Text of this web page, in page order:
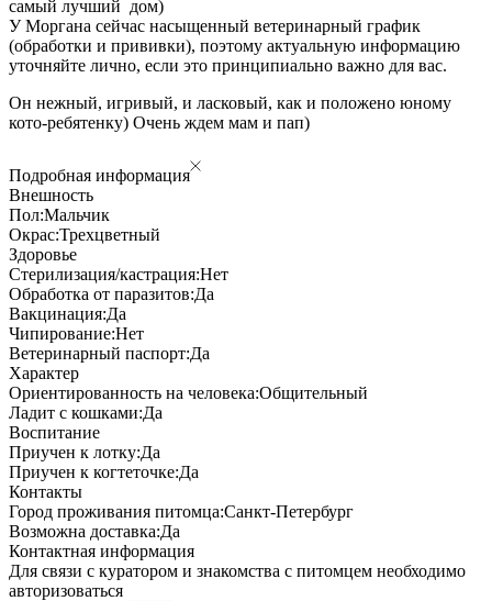
самый лучший дом)
У Моргана сейчас насыщенный ветеринарный график
(обработки и прививки), поэтому актуальную информацию
уточняйте лично, если это принципиально важно для вас.
Он нежный, игривый, и ласковый, как и положено юному
кото-ребятенку) Очень ждем мам и пап)
Подробная информация
Внешность
Пол:Мальчик
Окрас:Трехцветный
Здоровье
Стерилизация/кастрация:Нет
Обработка от паразитов:Да
Вакцинация:Да
Чипирование:Нет
Ветеринарный паспорт:Да
Характер
Ориентированность на человека:Общительный
Ладит с кошками:Да
Воспитание
Приучен к лотку:Да
Приучен к когтеточке:Да
Контакты
Город проживания питомца:Санкт-Петербург
Возможна доставка:Да
Контактная информация
Для связи с куратором и знакомства с питомцем необходимо
авторизоваться